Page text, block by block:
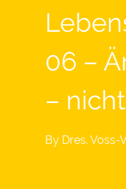
06 –
–
By Dres. Voss-